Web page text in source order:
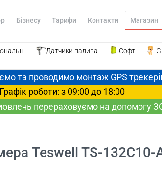
Бізнесу Тарифи Контакти Магазин
Датчики палива Софт
та проводимо монтаж GPS
Графік роботи: з 09:00 до 18:00
перераховуємо на допомогу
Teswell TS-132C10-